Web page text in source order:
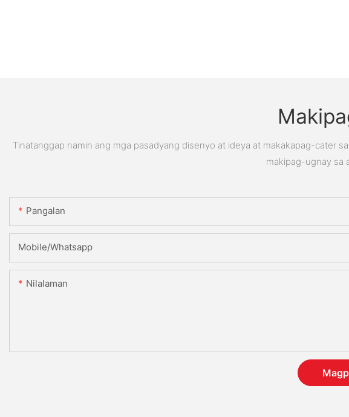
Tinatanggap namin ang mga pasadyang disenyo at ideya at makakapag-cater
makipag-ugnay sa
Pangalan
Mobile/Whatsapp
Nilalaman